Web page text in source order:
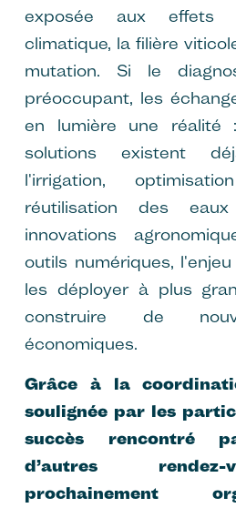
exposée aux effets
climatique, la filière
mutation. Si le
préoccupant, les
en lumière une réalité
solutions existent
l'irrigation,
réutilisation des
innovations
outils numériques,
les déployer à plus
construire de
économiques.
Grâce à la
soulignée par les
succès rencontré
d’autres
prochainement